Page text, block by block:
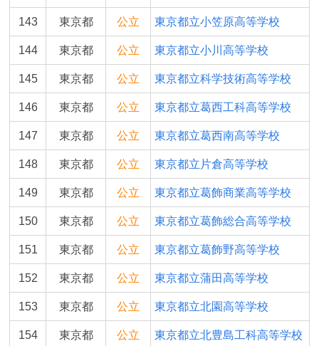
143 東京都 公立 東京都立小笠原高等学校
144 東京都 公立 東京都立小川高等学校
145 東京都 公立 東京都立科学技術高等学校
146 東京都 公立 東京都立葛西工科高等学校
147 東京都 公立 東京都立葛西南高等学校
148 東京都 公立 東京都立片倉高等学校
149 東京都 公立 東京都立葛飾商業高等学校
150 東京都 公立 東京都立葛飾総合高等学校
151 東京都 公立 東京都立葛飾野高等学校
152 東京都 公立 東京都立蒲田高等学校
153 東京都 公立 東京都立北園高等学校
154 東京都 公立 東京都立北豊島工科高等学校